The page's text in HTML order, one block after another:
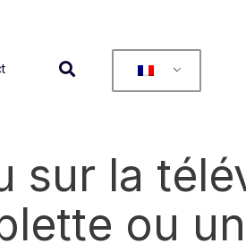
sur la
ou un